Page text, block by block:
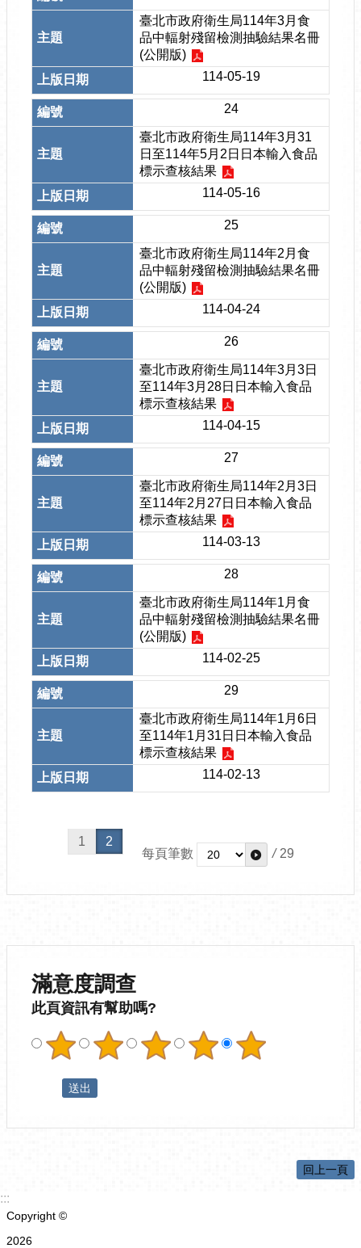
臺北市政府衛生局114年3月食
品中輻射殘留檢測抽驗結果名冊
(公開版)
114-05-19
24
臺北市政府衛生局114年3月31
日至114年5月2日日本輸入食品
標示查核結果
114-05-16
25
臺北市政府衛生局114年2月食
品中輻射殘留檢測抽驗結果名冊
(公開版)
114-04-24
26
臺北市政府衛生局114年3月3日
至114年3月28日日本輸入食品
標示查核結果
114-04-15
27
臺北市政府衛生局114年2月3日
至114年2月27日日本輸入食品
標示查核結果
114-03-13
28
臺北市政府衛生局114年1月食
品中輻射殘留檢測抽驗結果名冊
(公開版)
114-02-25
29
臺北市政府衛生局114年1月6日
至114年1月31日日本輸入食品
標示查核結果
114-02-13
1
2
每頁筆數
/ 29
滿意度調查
此頁資訊有幫助嗎?
回上一頁
:::
Copyright ©
2026